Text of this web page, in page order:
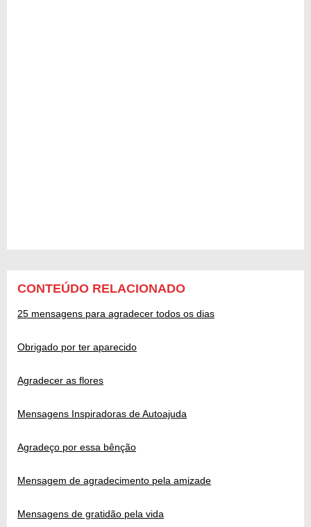
CONTEÚDO RELACIONADO
25 mensagens para agradecer todos os dias
Obrigado por ter aparecido
Agradecer as flores
Mensagens Inspiradoras de Autoajuda
Agradeço por essa bênção
Mensagem de agradecimento pela amizade
Mensagens de gratidão pela vida